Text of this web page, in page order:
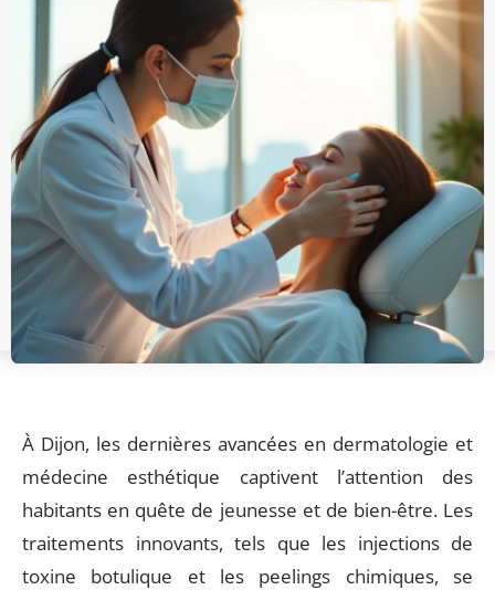
À Dijon, les dernières avancées en dermatologie et
médecine esthétique captivent l’attention des
habitants en quête de jeunesse et de bien-être. Les
traitements innovants, tels que les injections de
toxine botulique et les peelings chimiques, se